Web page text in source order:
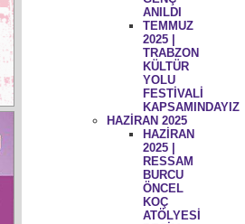
ANILDI
TEMMUZ
2025 |
TRABZON
KÜLTÜR
YOLU
FESTİVALİ
KAPSAMINDAYIZ
HAZİRAN 2025
HAZİRAN
2025 |
RESSAM
BURCU
ÖNCEL
KOÇ
ATÖLYESİ